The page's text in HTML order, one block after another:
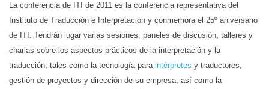
La conferencia de ITI de 2011 es la conferencia representativa del
Instituto de Traducción e Interpretación y conmemora el 25º aniversario
de ITI. Tendrán lugar varias sesiones, paneles de discusión, talleres y
charlas sobre los aspectos prácticos de la interpretación y la
traducción, tales como la tecnología para intérpretes y traductores,
gestión de proyectos y dirección de su empresa, así como la